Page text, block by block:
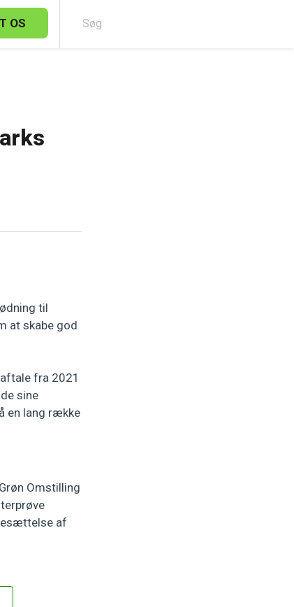
OS
til
at skabe god
fra 2021
sine
en lang række
Omstilling
af